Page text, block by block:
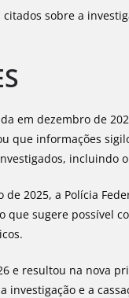
sobre a
em dezembro de
que informações
incluindo o
2025, a Polícia
que sugere possível
e resultou na nova
investigação e a